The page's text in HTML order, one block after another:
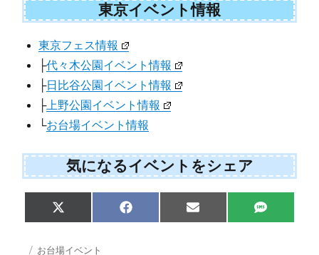
東京イベント情報
東京フェス情報
├代々木公園イベント情報
├日比谷公園イベント情報
├上野公園イベント情報
└お台場イベント情報
気になるイベントをシェア
Share
on
X
(
w
Share
on
F
a
Share
on
E
m
Share
on
S
M
投 カ
お台場イベント